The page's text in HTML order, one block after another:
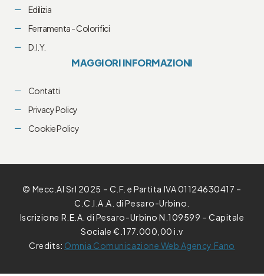
Edilizia
Ferramenta - Colorifici
D.I.Y.
MAGGIORI INFORMAZIONI
Contatti
Privacy Policy
Cookie Policy
© Mecc.Al Srl 2025 – C.F. e Partita IVA 01124630417 –
C.C.I.A.A. di Pesaro-Urbino.
Iscrizione R.E.A. di Pesaro-Urbino N.109599 – Capitale
Sociale €.177.000,00 i.v
Credits: Omnia Comunicazione Web Agency Fano